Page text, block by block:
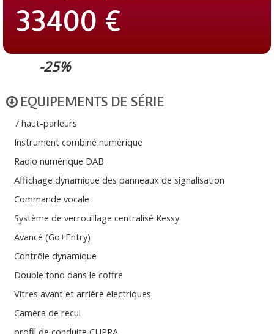
33400 €
-25%
EQUIPEMENTS DE SÉRIE
7 haut-parleurs
Instrument combiné numérique
Radio numérique DAB
Affichage dynamique des panneaux de signalisation
Commande vocale
Système de verrouillage centralisé Kessy
Avancé (Go+Entry)
Contrôle dynamique
Double fond dans le coffre
Vitres avant et arrière électriques
Caméra de recul